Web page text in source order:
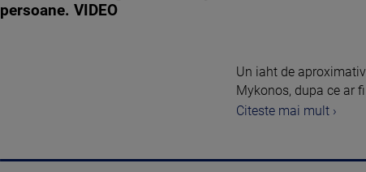
persoane. VIDEO
Un iaht de
Mykonos, dupa ce ar
Citeste mai mult ›